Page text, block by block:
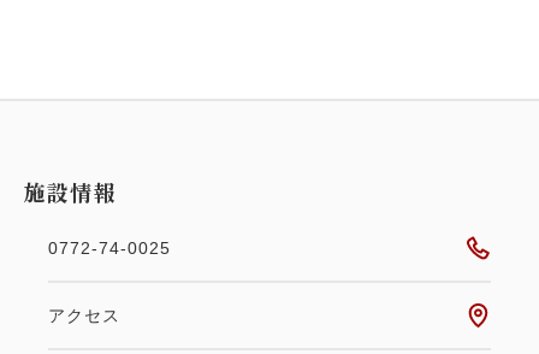
施設情報
0772-74-0025
アクセス